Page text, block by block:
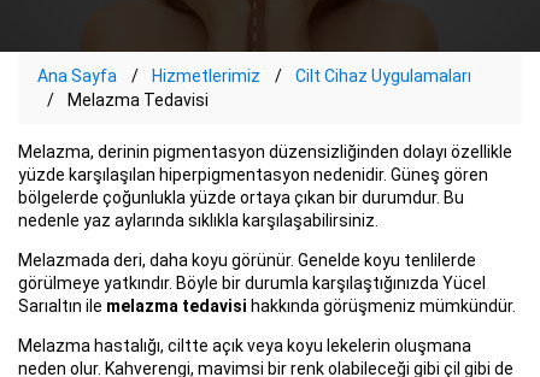
Ana Sayfa Hizmetlerimiz
Cilt Cihaz Uygulamaları
Melazma Tedavisi
Melazma, derinin pigmentasyon düzensizliğinden dolayı özellikle
yüzde karşılaşılan hiperpigmentasyon nedenidir. Güneş gören
bölgelerde çoğunlukla yüzde ortaya çıkan bir durumdur. Bu
nedenle yaz aylarında sıklıkla karşılaşabilirsiniz.
Melazmada deri, daha koyu görünür. Genelde koyu tenlilerde
görülmeye yatkındır. Böyle bir durumla karşılaştığınızda Yücel
Sarıaltın ile melazma tedavisi hakkında görüşmeniz mümkündür.
Melazma hastalığı, ciltte açık veya koyu lekelerin oluşmana
neden olur. Kahverengi, mavimsi bir renk olabileceği gibi çil gibi de